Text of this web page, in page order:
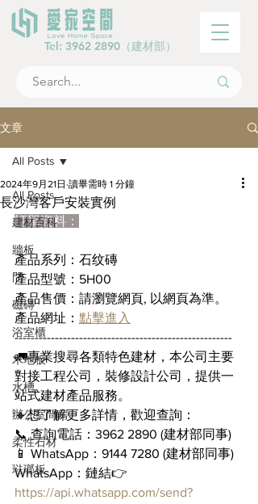
Tel: 3962 2890 （建材部）
文章
All Posts
建材百科
牆板
門
磁磚
浴室櫃
木地板
水槽
辦公室間房
柔性石材
琺瑯板
All Posts
長沙灣客戶安裝實例
2024年9月21日 讀畢需時 1 分鐘
訂單資料：
產品系列：石纹磚
產品型號：5H00
產品售價：請瀏覽網頁, 以網頁為準。
產品網址： 點擊進入
------------------------------------------------------
🚛專業搜尋各類特色建材，本公司主要
對接工程公司，裝修設計公司，提供一
站式建材產品服務。
🔸想了解更多詳情，歡迎查詢：
📞 查詢電話：3962 2890 (建材部同事)
📱 WhatsApp：9144 7280 (建材部同事)
WhatsApp：鏈結👉
https://api.whatsapp.com/send?